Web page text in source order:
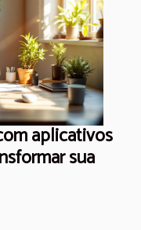
aplicativos
sua